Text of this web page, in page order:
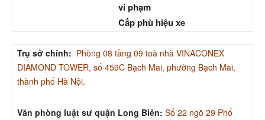
vi phạm
Cấp phù hiệu xe
Trụ sở chính: Phòng 08 tầng 09 toà nhà VINACONEX
DIAMOND TOWER, số 459C Bạch Mai, phường Bạch Mai,
thành phố Hà Nội.
Văn phòng luật sư quận Long Biên: Số 22 ngõ 29 Phố